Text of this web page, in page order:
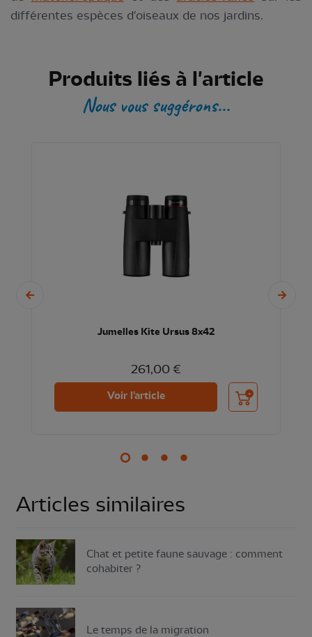
différentes espèces d'oiseaux de nos jardins.
Produits liés à l'article
Nous vous suggérons...
Jumelles Kite Ursus 8x42
261,00 €
Voir l'article Ajouter au panier
Articles similaires
Chat et petite faune sauvage : comment
cohabiter ?
Le temps de la migration